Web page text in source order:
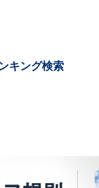
キング検索